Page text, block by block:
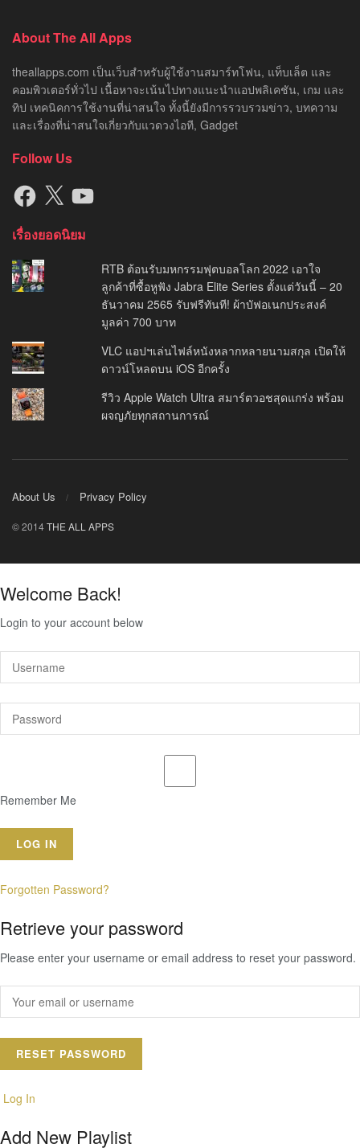
About The All Apps
theallapps.com เป็นเว็บสำหรับผู้ใช้งานสมาร์ทโฟน, แท็บเล็ต และ
คอมพิวเตอร์ทั่วไป เนื้อหาจะเน้นไปทางแนะนำแอปพลิเคชัน, เกม และ
ทิป เทคนิคการใช้งานที่น่าสนใจ ทั้งนี้ยังมีการรวบรวมข่าว, บทความ
และเรื่องที่น่าสนใจเกี่ยวกับแวดวงไอที, Gadget
Follow Us
Facebook
X YouTube
เรื่องยอดนิยม
RTB ต้อนรับมหกรรมฟุตบอลโลก 2022 เอาใจ
ลูกค้าที่ซื้อหูฟัง Jabra Elite Series ตั้งแต่วันนี้ – 20
ธันวาคม 2565 รับฟรีทันที! ผ้าบัฟอเนกประสงค์
มูลค่า 700 บาท
VLC แอปฯเล่นไฟล์หนังหลากหลายนามสกุล เปิดให้
ดาวน์โหลดบน iOS อีกครั้ง
รีวิว Apple Watch Ultra สมาร์ตวอชสุดแกร่ง พร้อม
ผจญภัยทุกสถานการณ์
About Us Privacy Policy
© 2014THE ALL APPS
Welcome Back!
Login to your account below
Remember Me
Forgotten Password?
Retrieve your password
Please enter your username or email address to reset your password.
Log In
Add New Playlist